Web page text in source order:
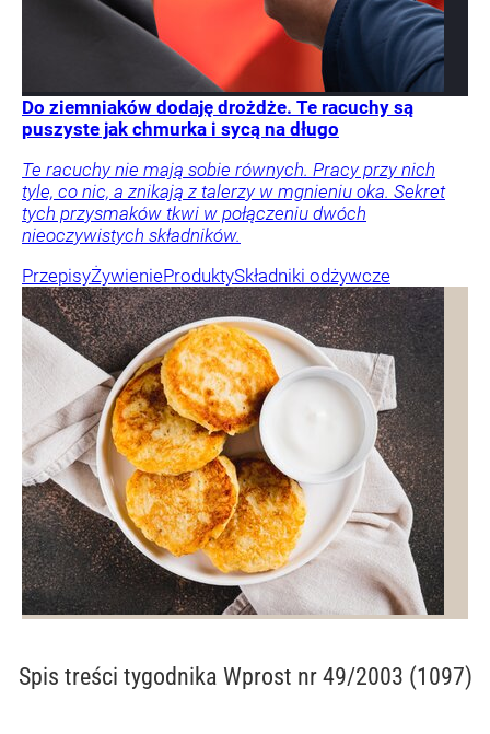
Do ziemniaków dodaję drożdże. Te racuchy są
puszyste jak chmurka i sycą na długo
Te racuchy nie mają sobie równych. Pracy przy nich
tyle, co nic, a znikają z talerzy w mgnieniu oka. Sekret
tych przysmaków tkwi w połączeniu dwóch
nieoczywistych składników.
PrzepisyŻywienieProduktySkładniki odżywcze
Spis treści tygodnika Wprost nr 49/2003 (1097)